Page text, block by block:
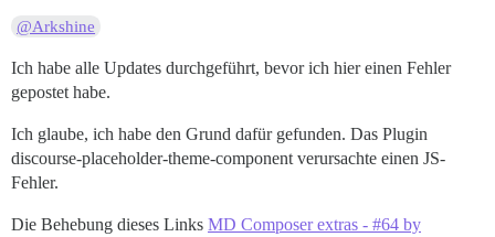
@Arkshine
Ich habe alle Updates durchgeführt, bevor ich hier einen Fehler
gepostet habe.
Ich glaube, ich habe den Grund dafür gefunden. Das Plugin
discourse-placeholder-theme-component verursachte einen JS-
Fehler.
Die Behebung dieses Links MD Composer extras - #64 by